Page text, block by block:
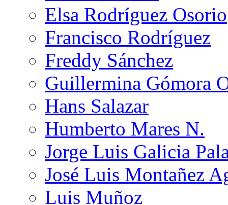
Elsa Rodríguez Osorio
Francisco Rodríguez
Freddy Sánchez
Guillermina Gómora
Hans Salazar
Humberto Mares N.
Jorge Luis Galicia
José Luis Montañez
Luis Muñoz